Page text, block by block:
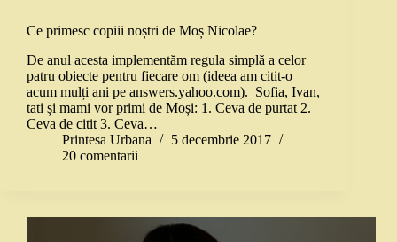
Ce primesc copiii noștri de Moș Nicolae?
De anul acesta implementăm regula simplă a celor
patru obiecte pentru fiecare om (ideea am citit-o
acum mulți ani pe answers.yahoo.com). Sofia, Ivan,
tati și mami vor primi de Moși: 1. Ceva de purtat 2.
Ceva de citit 3. Ceva…
Printesa Urbana
5 decembrie 2017
20 comentarii